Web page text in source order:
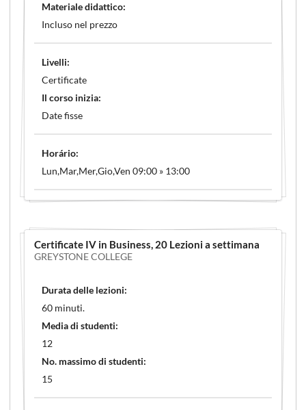
Materiale didattico:
Incluso nel prezzo
Livelli:
Certificate
Il corso inizia:
Date fisse
Horário:
Lun,Mar,Mer,Gio,Ven 09:00 » 13:00
Certificate IV in Business, 20 Lezioni a settimana
GREYSTONE COLLEGE
Durata delle lezioni:
60 minuti.
Media di studenti:
12
No. massimo di studenti:
15